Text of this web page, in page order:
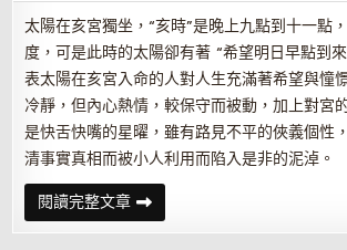
太陽在亥宮獨坐，“亥時”是晚上九點到十一點
度，可是此時的太陽卻有著 “希望明日早點到
表太陽在亥宮入命的人對人生充滿著希望與憧
冷靜，但內心熱情，較保守而被動，加上對宮
是快舌快嘴的星曜，雖有路見不平的俠義個性
清事實真相而被小人利用而陷入是非的泥淖。
閱讀完整文章紫
微
命